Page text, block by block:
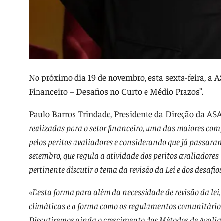
No próximo dia 19 de novembro, esta sexta-feira, a
Financeiro – Desafios no Curto e Médio Prazos”.
Paulo Barros Trindade, Presidente da Direção da
realizadas para o setor financeiro, uma das maiores
pelos peritos avaliadores e considerando que já
setembro, que regula a atividade dos peritos
pertinente discutir o tema da revisão da Lei e dos
«Desta forma para além da necessidade de revisão da
climáticas e a forma como os regulamentos